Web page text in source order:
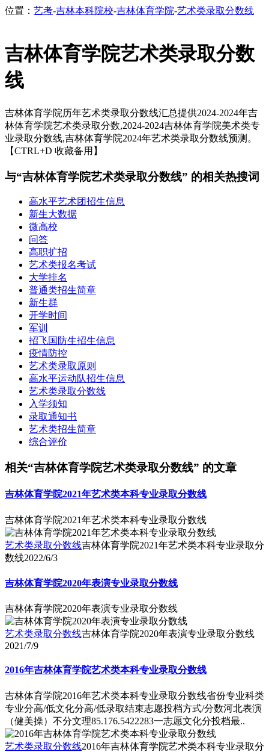
位置： 艺考-吉林本科院校-吉林体育学院-艺术类录取分数线
吉林体育学院艺术类录取分数
线
吉林体育学院历年艺术类录取分数线汇总提供2024-2024年吉
林体育学院艺术类录取分数,2024-2024吉林体育学院美术类专
业录取分数线,吉林体育学院2024年艺术类录取分数线预测。
【CTRL+D 收藏备用】
与“吉林体育学院艺术类录取分数线” 的相关热搜词
高水平艺术团招生信息
新生大数据
微高校
问答
高职扩招
艺术类报名考试
大学排名
普通类招生简章
新生群
开学时间
军训
招飞国防生招生信息
疫情防控
艺术类录取原则
高水平运动队招生信息
艺术类录取分数线
入学须知
录取通知书
艺术类招生简章
综合评价
相关“吉林体育学院艺术类录取分数线” 的文章
吉林体育学院2021年艺术类本科专业录取分数线
吉林体育学院2021年艺术类本科专业录取分数线
艺术类录取分数线吉林体育学院2021年艺术类本科专业录取分
数线2022/6/3
吉林体育学院2020年表演专业录取分数线
吉林体育学院2020年表演专业录取分数线
艺术类录取分数线吉林体育学院2020年表演专业录取分数线
2021/7/9
2016年吉林体育学院艺术类本科专业录取分数线
吉林体育学院2016年艺术类本科专业录取分数线省份专业科类
专业分高/低文化分高/低录取结束志愿投档方式/分数河北表演
（健美操）不分文理85.176.5422283一志愿文化分投档最..
艺术类录取分数线2016年吉林体育学院艺术类本科专业录取分